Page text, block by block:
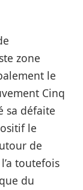
zone
le
Cinq
sa défaite
le
de
toutefois
du